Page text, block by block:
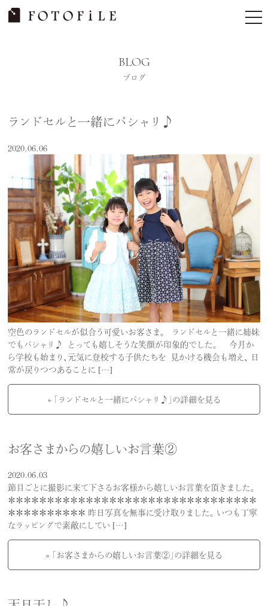
Skip
BLOG
ブログ
ランドセルと一緒にパシャリ♪
2020.06.06
空色のランドセルが似合う可愛いお客さま。 ランドセルと一緒に姉妹
でもパシャリ♪ とっても嬉しそうな笑顔が印象的でした。 今月か
ら学校も始まり、元気に登校する子供たちを 見かける機会も増え、 日
常が戻りつつあることに […]
» 「ランドセルと一緒にパシャリ♪」の詳細を見る
お客さまからの嬉しいお言葉②
2020.06.03
節目ごとに撮影に来て下さるお客様から嬉しいお言葉を頂きました。
＊＊＊＊＊＊＊＊＊＊＊＊＊＊＊＊＊＊＊＊＊＊＊＊＊＊＊＊＊＊＊＊
＊＊＊＊＊＊＊＊＊＊ 昨日写真を無事に受け取りました。 いつも丁寧
なラッピングで素敵にしてい […]
» 「お客さまからの嬉しいお言葉②」の詳細を見る